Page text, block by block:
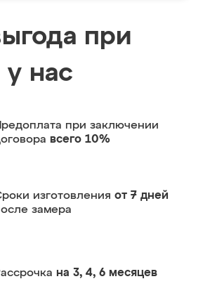
при
у нас
при заключении
всего 10%
изготовления от 7 дней
замера
на 3, 4, 6 месяцев